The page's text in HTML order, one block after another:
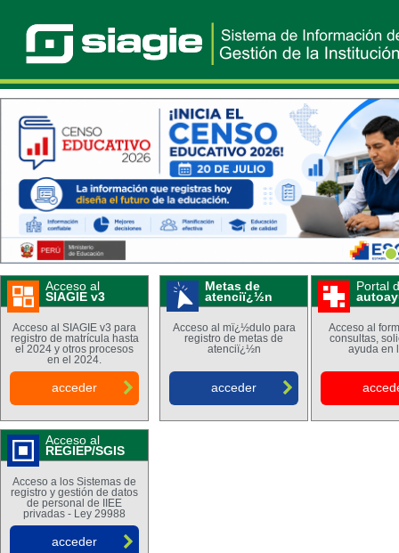
Acceso al
SIAGIE v3
Acceso al SIAGIE v3 para
registro de matrícula hasta
el 2024 y otros procesos
en el 2024.
acceder
Metas de
atenciï¿½n
Acceso al mï¿½dulo para
registro de metas de
atenciï¿½n
acceder
Portal
Acceso al
consultas,
ayuda en
Acceso al
REGIEP/SGIS
Acceso a los Sistemas de
registro y gestión de datos
de personal de IIEE
privadas - Ley 29988
acceder